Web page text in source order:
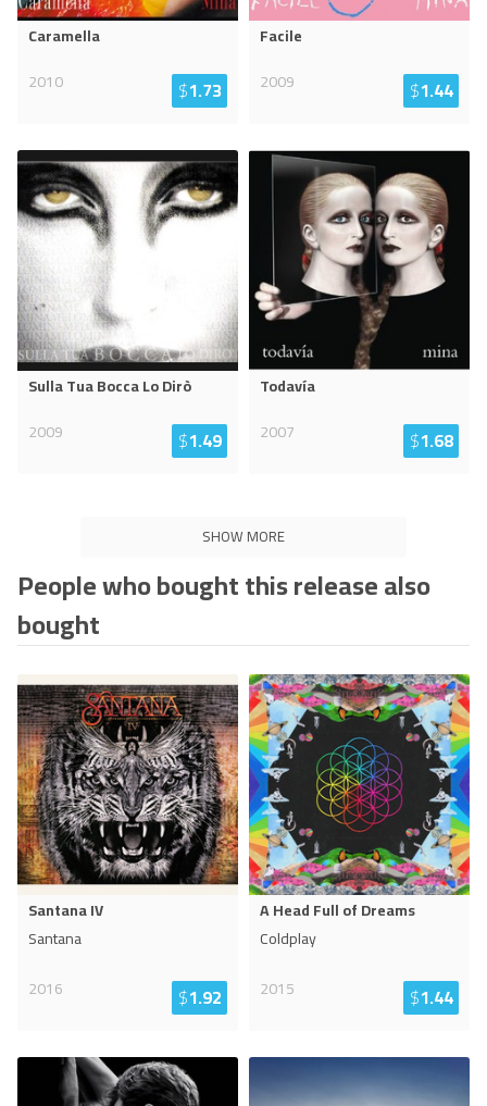
Caramella
2010
$1.73
Facile
2009
$1.44
Sulla Tua Bocca Lo Dirò
2009
$1.49
Todavía
2007
$1.68
SHOW MORE
People who bought this release also
bought
Santana IV
Santana
2016
$1.92
A Head Full of Dreams
Coldplay
2015
$1.44